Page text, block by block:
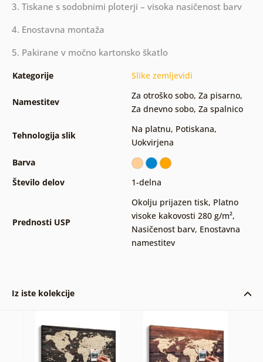
3. Tiskane s sodobnimi ploterji – visoka nasičenost barv
4. Enostavna montaža
5. Pakirane v močno kartonsko škatlo
Kategorije Slike zemljevidi
Namestitev
Za otroško sobo, Za pisarno,
Za dnevno sobo, Za spalnico
Tehnologija slik
Na platnu, Potiskana,
Uokvirjena
Barva
Število delov
1-delna
Prednosti USP
Okolju prijazen tisk, Platno
visoke kakovosti 280 g/m²,
Nasičenost barv, Enostavna
namestitev
Iz iste kolekcije